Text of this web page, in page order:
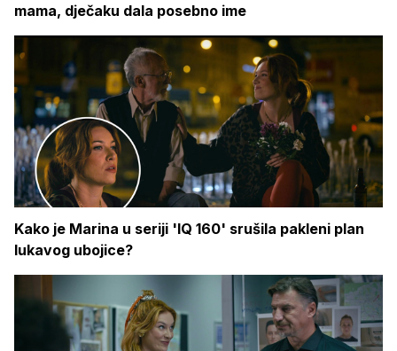
mama, dječaku dala posebno ime
Kako je Marina u seriji 'IQ 160' srušila pakleni plan
lukavog ubojice?